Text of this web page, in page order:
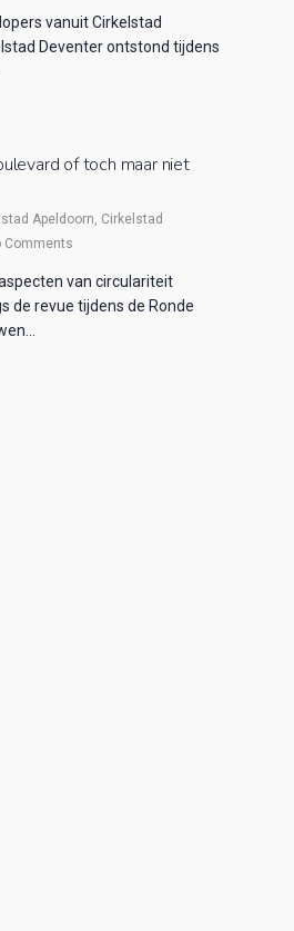
vanuit Cirkelstad
Deventer ontstond tijdens
of toch maar niet
Apeldoorn, Cirkelstad
Comments
van circulariteit
de revue tijdens de Ronde